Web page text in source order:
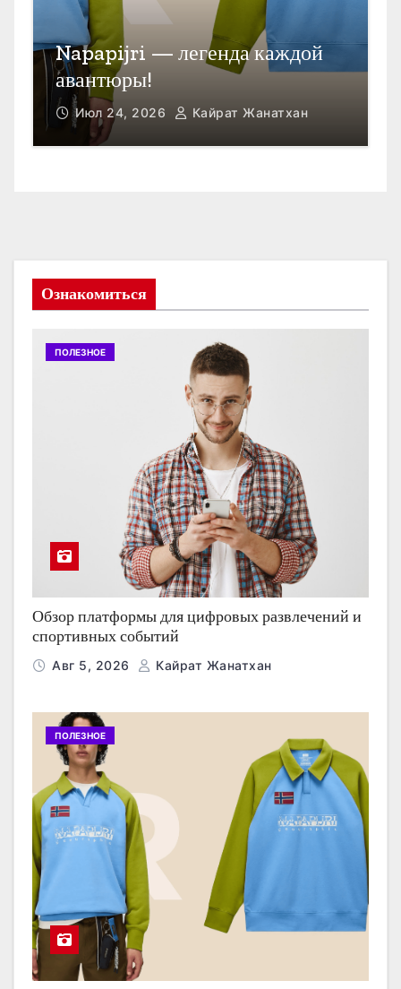
Открыть счет в Гонконге
Июл 23, 2026 Кайрат Жанатхан
Ознакомиться
ПОЛЕЗНОЕ
Обзор платформы для цифровых развлечений и
спортивных событий
Авг 5, 2026 Кайрат Жанатхан
ПОЛЕЗНОЕ